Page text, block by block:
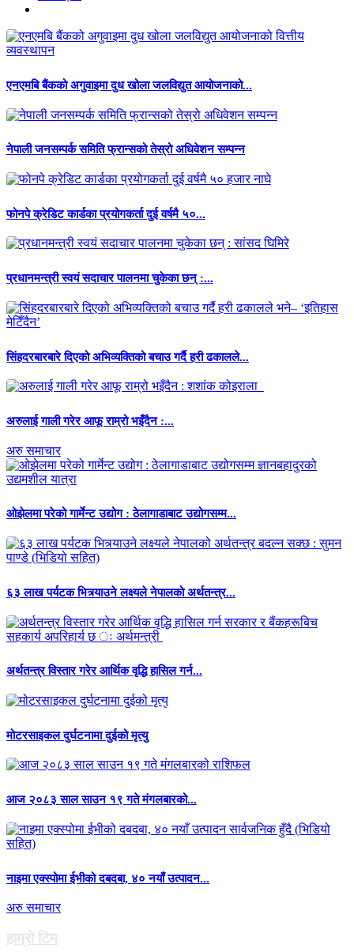
एनएमबि बैंकको अगुवाइमा दुध खोला जलविद्युत आयोजनाको...
नेपाली जनसम्पर्क समिति फ्रान्सको तेस्रो अधिवेशन सम्पन्न
फोनपे क्रेडिट कार्डका प्रयोगकर्ता दुई वर्षमै ५०...
प्रधानमन्त्री स्वयं सदाचार पालनमा चुकेका छन् :...
सिंहदरबारबारे दिएको अभिव्यक्तिको बचाउ गर्दै हरी ढकालले...
अरुलाई गाली गरेर आफू राम्रो भइँदैन :...
अरु समाचार
ओझेलमा परेको गार्मेन्ट उद्योग : ठेलागाडाबाट उद्योगसम्म...
६३ लाख पर्यटक भित्र्याउने लक्ष्यले नेपालको अर्थतन्त्र...
अर्थतन्त्र विस्तार गरेर आर्थिक वृद्धि हासिल गर्न...
मोटरसाइकल दुर्घटनामा दुईको मृत्यु
आज २०८३ साल साउन १९ गते मंगलबारको...
नाइमा एक्स्पोमा ईभीको दबदबा, ४० नयाँ उत्पादन...
अरु समाचार
हाम्राे टिम